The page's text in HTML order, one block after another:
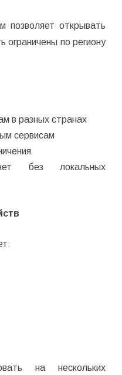
позволяет открывать
ограничены по региону
в разных странах
сервисам
без локальных
на нескольких